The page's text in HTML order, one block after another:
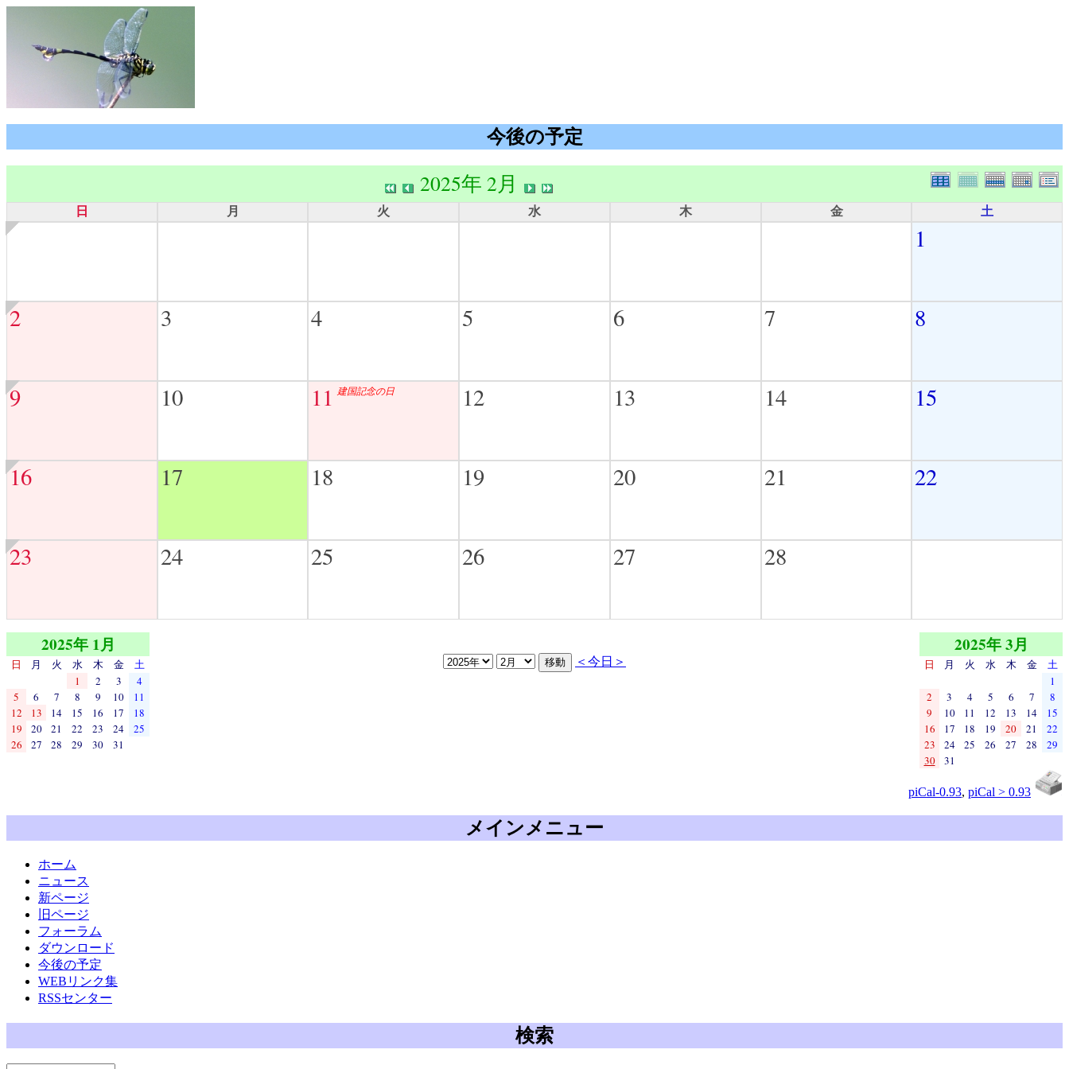
今後の予定
2025年 2月
日 月 火 水 木 金 土
1
2 3 4 5 6 7 8
9 10 11 建国記念の日 12 13 14 15
16 17 18 19 20 21 22
23 24 25 26 27 28
＜今日＞
2025年 1月
日 月 火 水 木 金
土
1
2 3
4
5
6 7 8 9 10
11
12
13 14 15 16 17
18
19
20 21 22 23 24
25
26
27 28 29 30 31
2025年 3月
日 月 火 水 木 金
土
1
2
3 4 5 6 7
8
9
10 11 12 13 14
15
16
17 18 19 20 21
22
23
24 25 26 27 28
29
30
31
piCal-0.93, piCal > 0.93
メインメニュー
ホーム
ニュース
新ページ
旧ページ
フォーラム
ダウンロード
今後の予定
WEBリンク集
RSSセンター
検索